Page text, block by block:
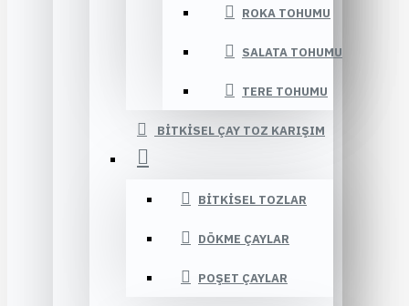
ROKA TOHUMU
SALATA TOHUMU
TERE TOHUMU
BITKISEL ÇAY TOZ KARIŞIM
BITKISEL TOZLAR
DÖKME ÇAYLAR
POŞET ÇAYLAR